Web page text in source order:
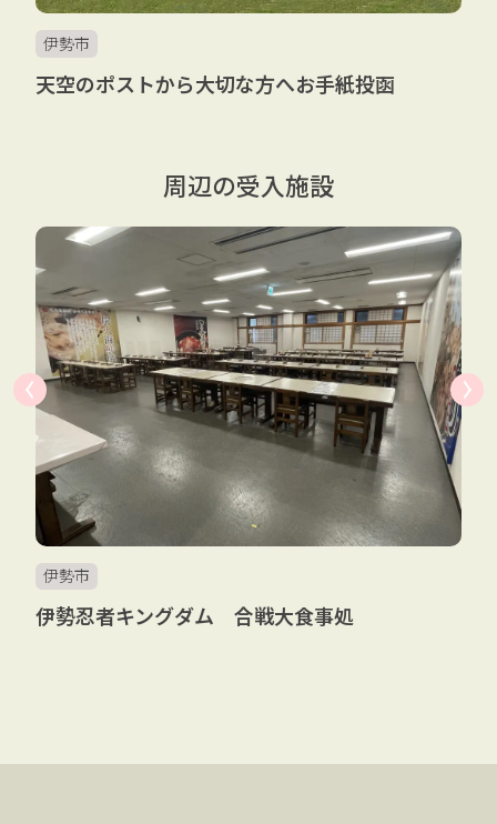
伊勢市
天空のポストから大切な方へお手紙投函
周辺の受入施設
伊勢市
伊勢忍者キングダム 合戦大食事処